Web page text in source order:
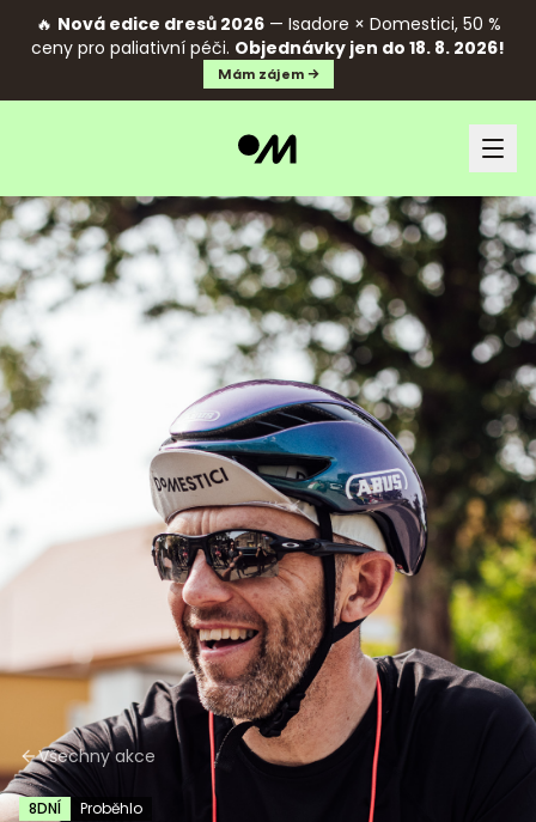
🔥 Nová edice dresů 2026— Isadore × Domestici, 50 %
ceny pro paliativní péči. Objednávky jen do 18. 8. 2026!
Mám zájem →
Všechny akce
8DNÍ Proběhlo